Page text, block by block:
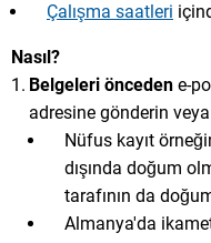
Çalışma saatleri
Nasıl?
Belgeleri önceden e-
adresine gönderin
Nüfus kayıt
dışında doğum
tarafının da
Almanya'da